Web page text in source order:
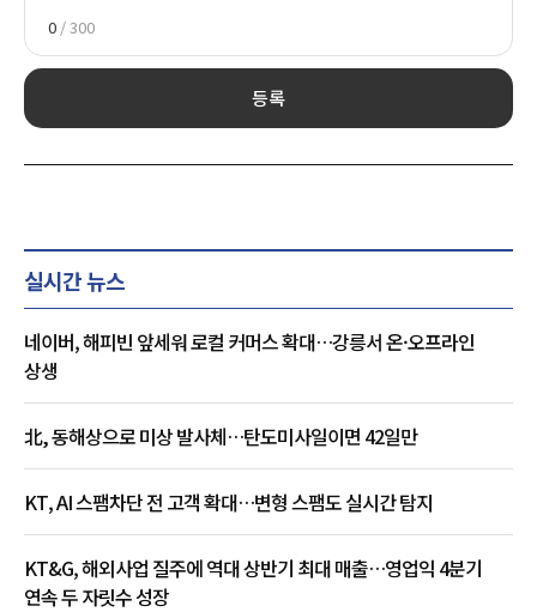
0 / 300
등록
실시간 뉴스
네이버, 해피빈 앞세워 로컬 커머스 확대…강릉서 온·오프라인
상생
北, 동해상으로 미상 발사체…탄도미사일이면 42일만
KT, AI 스팸차단 전 고객 확대…변형 스팸도 실시간 탐지
KT&G, 해외사업 질주에 역대 상반기 최대 매출…영업익 4분기
연속 두 자릿수 성장